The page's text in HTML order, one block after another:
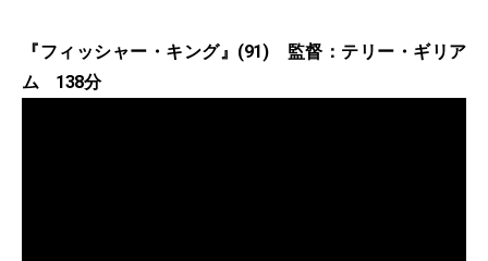
『フィッシャー・キング』(91) 監督：テリー・ギリア
ム 138分